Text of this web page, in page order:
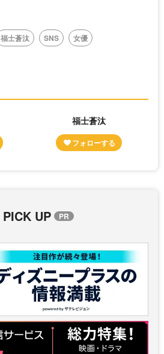
福士蒼汰 SNS 女優
福士蒼汰
PICK UP